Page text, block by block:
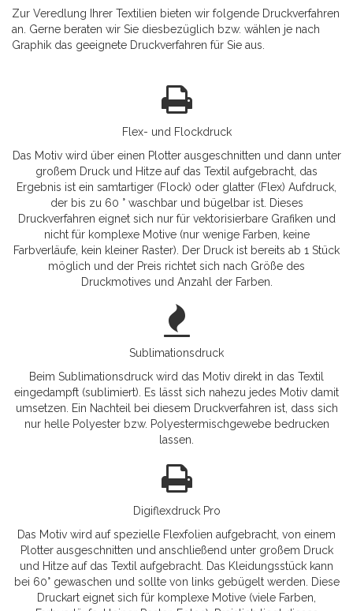
Zur Veredlung Ihrer Textilien bieten wir folgende Druckverfahren
an. Gerne beraten wir Sie diesbezüglich bzw. wählen je nach
Graphik das geeignete Druckverfahren für Sie aus.
Flex- und Flockdruck
Das Motiv wird über einen Plotter ausgeschnitten und dann unter
großem Druck und Hitze auf das Textil aufgebracht, das
Ergebnis ist ein samtartiger (Flock) oder glatter (Flex) Aufdruck,
der bis zu 60 ° waschbar und bügelbar ist. Dieses
Druckverfahren eignet sich nur für vektorisierbare Grafiken und
nicht für komplexe Motive (nur wenige Farben, keine
Farbverläufe, kein kleiner Raster). Der Druck ist bereits ab 1 Stück
möglich und der Preis richtet sich nach Größe des
Druckmotives und Anzahl der Farben.
Sublimationsdruck
Beim Sublimationsdruck wird das Motiv direkt in das Textil
eingedampft (sublimiert). Es lässt sich nahezu jedes Motiv damit
umsetzen. Ein Nachteil bei diesem Druckverfahren ist, dass sich
nur helle Polyester bzw. Polyestermischgewebe bedrucken
lassen.
Digiflexdruck Pro
Das Motiv wird auf spezielle Flexfolien aufgebracht, von einem
Plotter ausgeschnitten und anschließend unter großem Druck
und Hitze auf das Textil aufgebracht. Das Kleidungsstück kann
bei 60° gewaschen und sollte von links gebügelt werden. Diese
Druckart eignet sich für komplexe Motive (viele Farben,